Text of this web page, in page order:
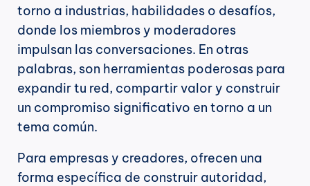
torno a industrias, habilidades o desafíos,
donde los miembros y moderadores
impulsan las conversaciones. En otras
palabras, son herramientas poderosas para
expandir tu red, compartir valor y construir
un compromiso significativo en torno a un
tema común.
Para empresas y creadores, ofrecen una
forma específica de construir autoridad,